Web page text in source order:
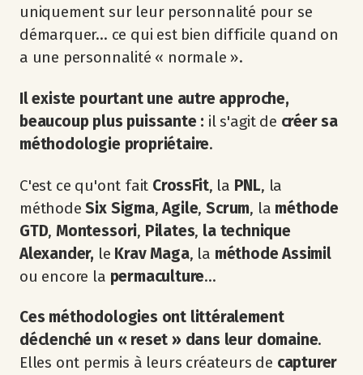
uniquement sur leur personnalité pour se
démarquer... ce qui est bien difficile quand on
a une personnalité « normale ».
Il existe pourtant une autre approche,
beaucoup plus puissante : il s'agit de créer sa
méthodologie propriétaire.
C'est ce qu'ont fait CrossFit, la PNL, la
méthodeSix Sigma,Agile,Scrum, la méthode
GTD,Montessori, Pilates, la technique
Alexander, le Krav Maga, la méthode Assimil
ou encore la permaculture...
Ces méthodologies ont littéralement
déclenché un « reset » dans leur domaine.
Elles ont permis à leurs créateurs de capturer